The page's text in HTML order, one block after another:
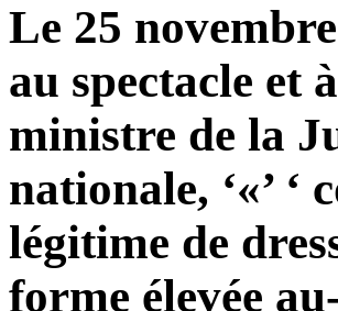
Le 25
au spectacle et
ministre de la
nationale, ‘«’ ‘
légitime de
forme élevée